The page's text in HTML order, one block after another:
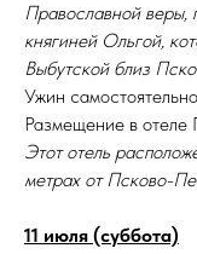
Православной веры,
княгиней Ольгой,
Выбутской близ
Ужин
Размещение в
Этот отель
метрах от Псково-
11 июля (суббота)